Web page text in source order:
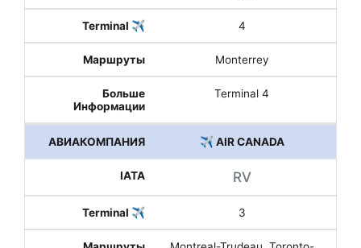
4
Monterrey
Terminal 4
✈️ AIR CANADA
RV
3